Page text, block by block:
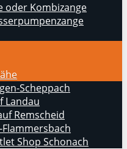
oder Kombizange
Scheppach
Landau
Remscheid
Shop Schonach